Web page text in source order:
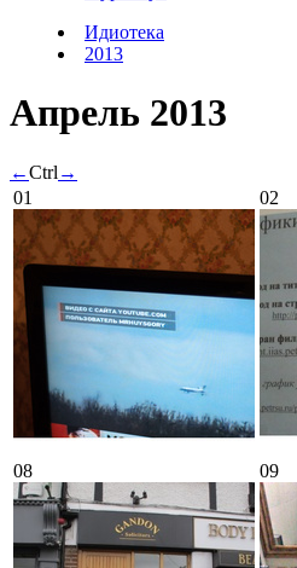
Идиотека
2013
Апрель 2013
←Ctrl →
01
02
08 09